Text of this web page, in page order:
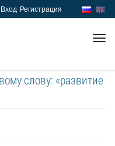
Вход Регистрация
слову: «развитие